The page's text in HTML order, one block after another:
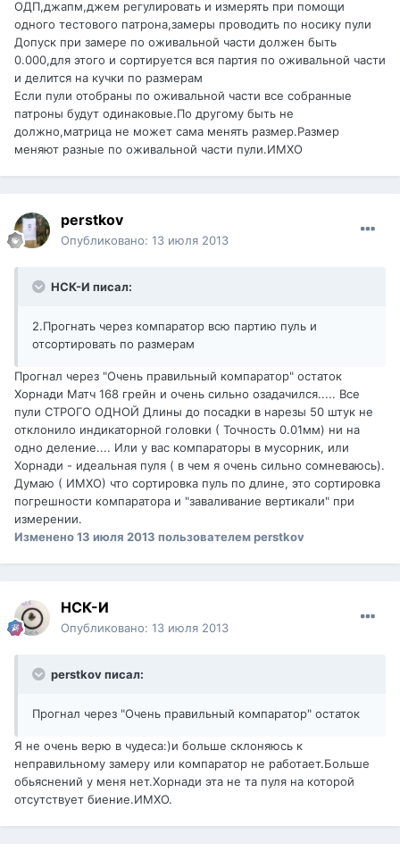
ОДП,джапм,джем регулировать и измерять при помощи
одного тестового патрона,замеры проводить по носику пули
Допуск при замере по оживальной части должен быть
0.000,для этого и сортируется вся партия по оживальной части
и делится на кучки по размерам
Если пули отобраны по оживальной части все собранные
патроны будут одинаковые.По другому быть не
должно,матрица не может сама менять размер.Размер
меняют разные по оживальной части пули.ИМХО
perstkov
Опубликовано: 13 июля 2013
НСК-И писал:
2.Прогнать через компаратор всю партию пуль и
отсортировать по размерам
Прогнал через "Очень правильный компаратор" остаток
Хорнади Матч 168 грейн и очень сильно озадачился..... Все
пули СТРОГО ОДНОЙ Длины до посадки в нарезы 50 штук не
отклонило индикаторной головки ( Точность 0.01мм) ни на
одно деление.... Или у вас компараторы в мусорник, или
Хорнади - идеальная пуля ( в чем я очень сильно сомневаюсь).
Думаю ( ИМХО) что сортировка пуль по длине, это сортировка
погрешности компаратора и "заваливание вертикали" при
измерении.
Изменено13 июля 2013 пользователем perstkov
НСК-И
Опубликовано: 13 июля 2013
perstkov писал:
Прогнал через "Очень правильный компаратор" остаток
Я не очень верю в чудеса:)и больше склоняюсь к
неправильному замеру или компаратор не работает.Больше
обьяснений у меня нет.Хорнади эта не та пуля на которой
отсутствует биение.ИМХО.